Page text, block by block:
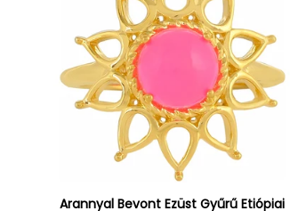
Arannyal Bevont Ezüst Gyűrű Etiópiai